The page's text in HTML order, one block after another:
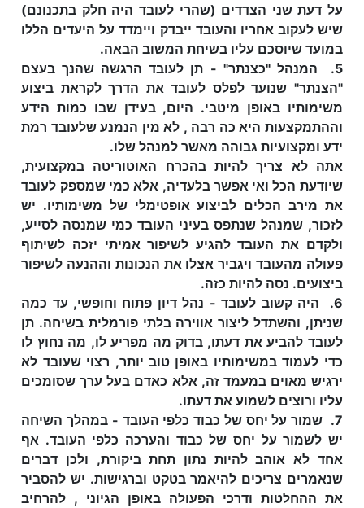
על דעת שני הצדדים (שהרי לעובד היה חלק בתכנונם)
שיש לעקוב אחריו והעובד ייבדק ויימדד על היעדים הללו
במועד שיוסכם עליו בשיחת המשוב הבאה.
5. המנהל "כצנתר" - תן לעובד הרגשה שהנך בעצם
"הצנתר" שנועד לפלס לעובד את הדרך לקראת ביצוע
משימותיו באופן מיטבי. היום, בעידן שבו כמות הידע
וההתמקצעות היא כה רבה , לא מין הנמנע שלעובד רמת
ידע ומקצועיות גבוהה מאשר למנהל שלו.
אתה לא צריך להיות בהכרח האוטוריטה במקצועית,
שיודעת הכל ואי אפשר בלעדיה, אלא כמי שמספק לעובד
את מירב הכלים לביצוע אופטימלי של משימותיו. יש
לזכור, שמנהל שנתפס בעיני העובד כמי שמנסה לסייע,
ולקדם את העובד להגיע לשיפור אמיתי יזכה לשיתוף
פעולה מהעובד ויגביר אצלו את הנכונות וההנעה לשיפור
ביצועים. נסה להיות כזה.
6. היה קשוב לעובד - נהל דיון פתוח וחופשי, עד כמה
שניתן, והשתדל ליצור אווירה בלתי פורמלית בשיחה. תן
לעובד להביע את דעתו, בדוק מה מפריע לו, מה נחוץ לו
כדי לעמוד במשימותיו באופן טוב יותר, רצוי שעובד לא
ירגיש מאוים במעמד זה, אלא כאדם בעל ערך שסומכים
עליו ורוצים לשמוע את דעתו.
7. שמור על יחס של כבוד כלפי העובד - במהלך השיחה
יש לשמור על יחס של כבוד והערכה כלפי העובד. אף
אחד לא אוהב להיות נתון תחת ביקורת, ולכן דברים
שנאמרים צריכים להיאמר בטקט וברגישות. יש להסביר
את ההחלטות ודרכי הפעולה באופן הגיוני , להרחיב